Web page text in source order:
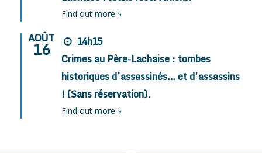
Find out more »
AOÛT
16
14h15
Crimes au Père-Lachaise : tombes
historiques d’assassinés… et d’assassins
! (Sans réservation).
Find out more »